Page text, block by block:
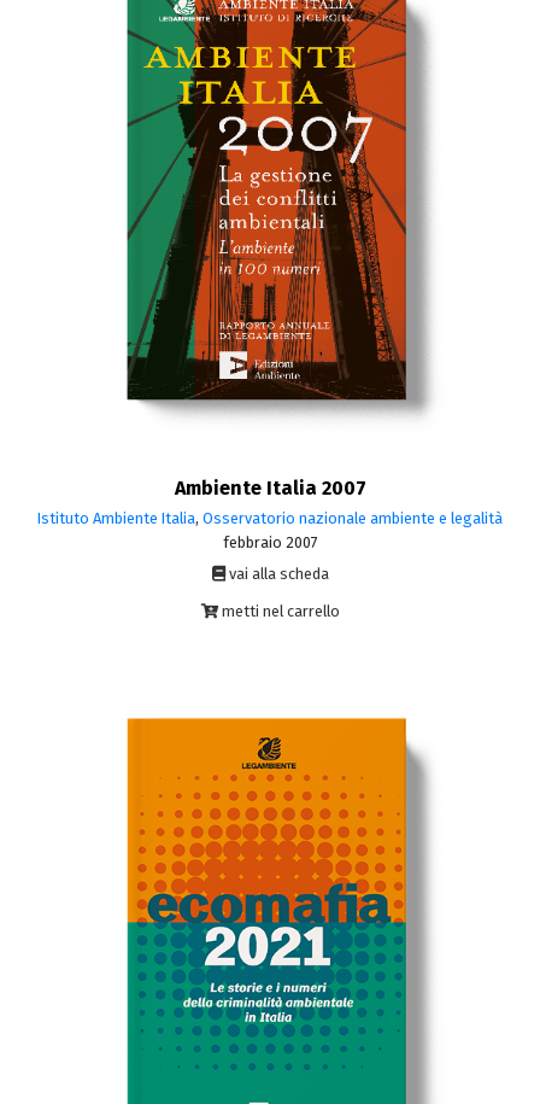
Ambiente Italia 2007
Istituto Ambiente Italia, Osservatorio nazionale ambiente e legalità
febbraio 2007
vai alla scheda
metti nel carrello